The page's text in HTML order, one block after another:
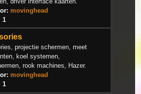
movinghead
1
projectie schermen, meet
koel systemen,
rook machines, Hazer.
movinghead
1